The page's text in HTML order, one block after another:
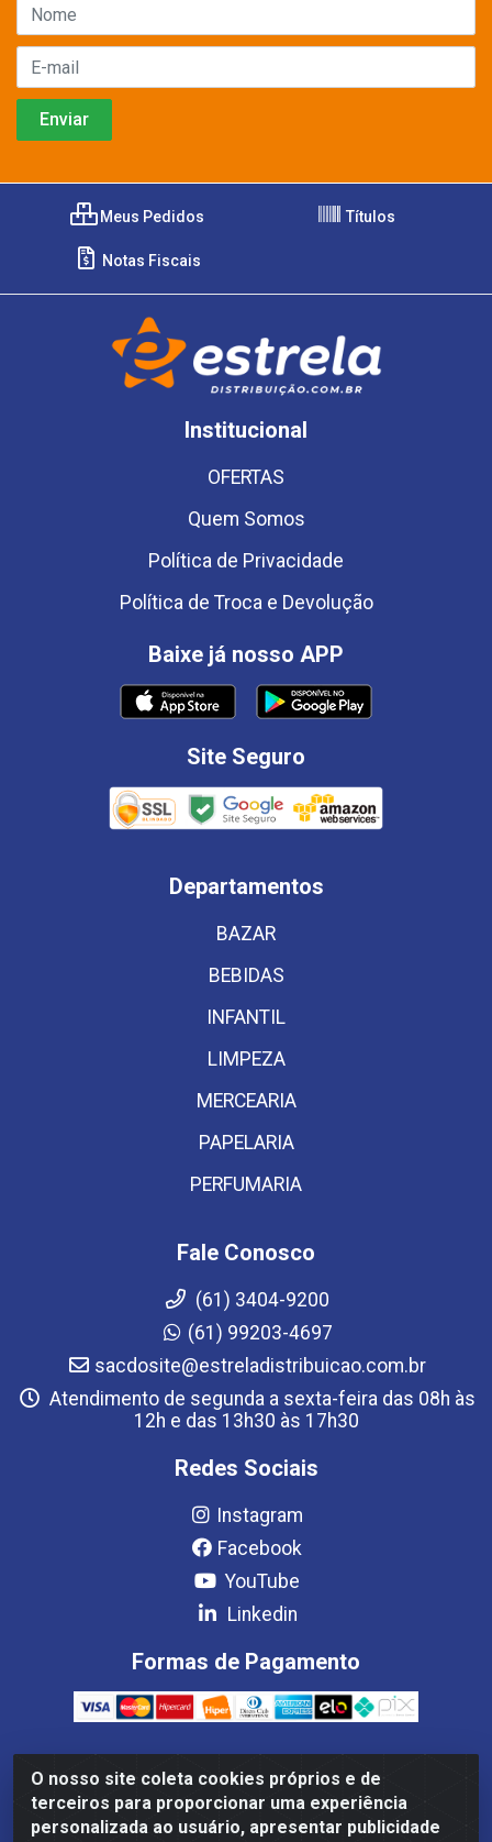
O nosso site coleta cookies próprios e de
terceiros para proporcionar uma experiência
personalizada ao usuário, apresentar publicidade
Meus Pedidos Títulos
Notas Fiscais
Institucional
OFERTAS
Quem Somos
Política de Privacidade
Política de Troca e Devolução
Baixe já nosso APP
Site Seguro
Departamentos
BAZAR
BEBIDAS
INFANTIL
LIMPEZA
MERCEARIA
PAPELARIA
PERFUMARIA
Fale Conosco
(61) 3404-9200
(61) 99203-4697
sacdosite@estreladistribuicao.com.br
Atendimento de segunda a sexta-feira das 08h às
12h e das 13h30 às 17h30
Redes Sociais
Instagram
Facebook
YouTube
Linkedin
Formas de Pagamento
Estrela Distribuição LTDA - CNPJ 08.691.096/0001-93 - Setor
Setor de Industria Qi 22 Lt 7, 9, 11, 13, 14 Ao 32, S/NC - Setor